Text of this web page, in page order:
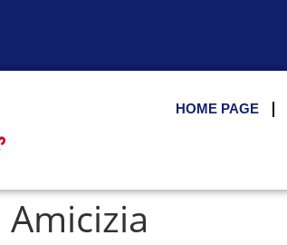
HOME PAGE
Amicizia